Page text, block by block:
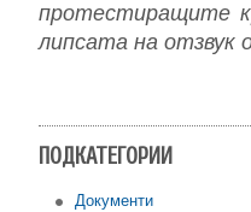
протестиращите
липсата на
ПОДКАТЕГОРИИ
Документи